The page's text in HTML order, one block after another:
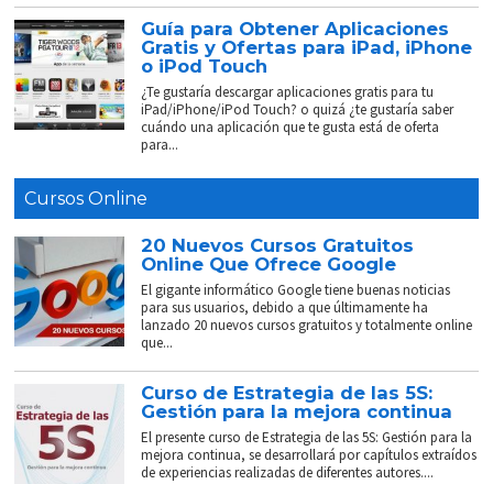
Guía para Obtener Aplicaciones
Gratis y Ofertas para iPad, iPhone
o iPod Touch
¿Te gustaría descargar aplicaciones gratis para tu
iPad/iPhone/iPod Touch? o quizá ¿te gustaría saber
cuándo una aplicación que te gusta está de oferta
para...
Cursos Online
20 Nuevos Cursos Gratuitos
Online Que Ofrece Google
El gigante informático Google tiene buenas noticias
para sus usuarios, debido a que últimamente ha
lanzado 20 nuevos cursos gratuitos y totalmente online
que...
Curso de Estrategia de las 5S:
Gestión para la mejora continua
El presente curso de Estrategia de las 5S: Gestión para la
mejora continua, se desarrollará por capítulos extraídos
de experiencias realizadas de diferentes autores....